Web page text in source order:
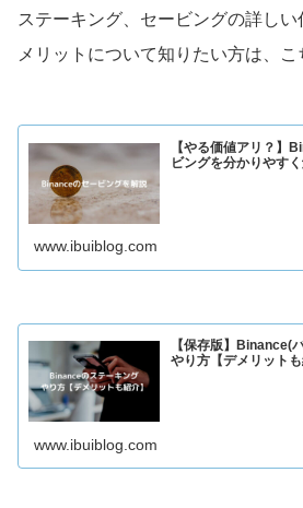
ステーキング、セービングの詳し
メリットについて知りたい方は、こ
【やる価値アリ？】
ビングを分かりやす
www.ibuiblog.com
【保存版】Binance(
やり方【デメリットも
www.ibuiblog.com